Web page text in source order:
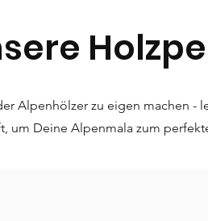
Alpenhölzer zu eigen machen -
um Deine Alpenmala zum